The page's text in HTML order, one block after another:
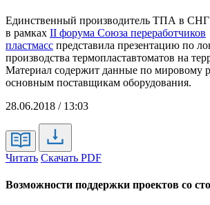
Единственный производитель ТПА в
в рамках II форума Союза переработчиков
пластмасс представила презентацию по
производства термопластавтоматов на
Материал содержит данные по
основным поставщикам оборудования.
28.06.2018 / 13:03
Читать Скачать PDF
Возможности поддержки проектов со